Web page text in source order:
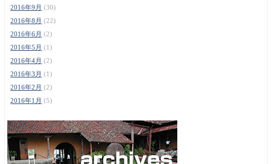
2016年9月 (30)
2016年8月 (22)
2016年6月 (2)
2016年5月 (1)
2016年4月 (2)
2016年3月 (1)
2016年2月 (2)
2016年1月 (5)